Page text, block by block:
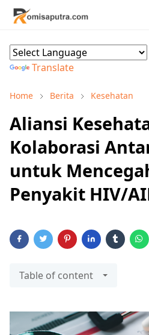
Translate
Home Berita Kesehatan
Aliansi
Kolaborasi
untuk
Penyakit HIV/
Table of content